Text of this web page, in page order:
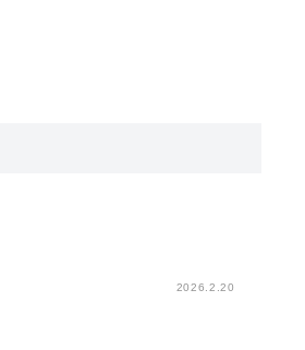
2026.2.20